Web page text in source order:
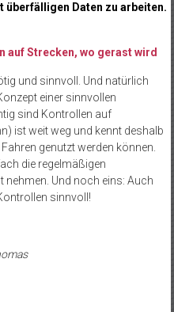
überfälligen Daten zu arbeiten.
auf Strecken, wo gerast wird
und sinnvoll. Und natürlich
einer sinnvollen
sind Kontrollen auf
ist weit weg und kennt deshalb
genutzt werden können.
die regelmäßigen
Und noch eins: Auch
sinnvoll!